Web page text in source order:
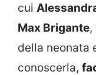
cui
Max Brigante
della neonata
conoscerla,